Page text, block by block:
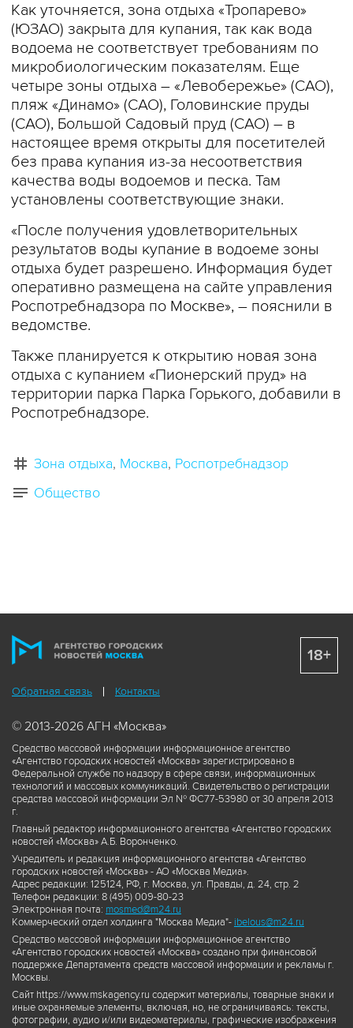
Как уточняется, зона отдыха «Тропарево»
(ЮЗАО) закрыта для купания, так как вода
водоема не соответствует требованиям по
микробиологическим показателям. Еще
четыре зоны отдыха – «Левобережье» (САО),
пляж «Динамо» (САО), Головинские пруды
(САО), Большой Садовый пруд (САО) – в
настоящее время открыты для посетителей
без права купания из-за несоответствия
качества воды водоемов и песка. Там
установлены соответствующие знаки.
«После получения удовлетворительных
результатов воды купание в водоеме зоны
отдыха будет разрешено. Информация будет
оперативно размещена на сайте управления
Роспотребнадзора по Москве», – пояснили в
ведомстве.
Также планируется к открытию новая зона
отдыха с купанием «Пионерский пруд» на
территории парка Парка Горького, добавили в
Роспотребнадзоре.
Зона отдыха Москва Роспотребнадзор
Общество
Обратная связь Контакты
© 2013-2026 АГН «Москва»
Средство массовой информации информационное агентство
«Агентство городских новостей «Москва» зарегистрировано в
Федеральной службе по надзору в сфере связи, информационных
технологий и массовых коммуникаций. Свидетельство о регистрации
средства массовой информации Эл № ФС77-53980 от 30 апреля 2013
г.
Главный редактор информационного агентства «Агентство городских
новостей «Москва» А.Б. Воронченко.
Учредитель и редакция информационного агентства «Агентство
городских новостей «Москва» - АО «Москва Медиа».
Адрес редакции: 125124, РФ, г. Москва, ул. Правды, д. 24, стр. 2
Телефон редакции: 8 (495) 009-80-23
Электронная почта: mosmed@m24.ru
Коммерческий отдел холдинга "Москва Медиа"- ibelous@m24.ru
Средство массовой информации информационное агентство
«Агентство городских новостей «Москва» создано при финансовой
поддержке Департамента средств массовой информации и рекламы г.
Москвы.
Сайт https://www.mskagency.ru содержит материалы, товарные знаки и
иные охраняемые элементы, включая, но, не ограничиваясь: тексты,
фотографии, аудио и/или видеоматериалы, графические изображения
18+